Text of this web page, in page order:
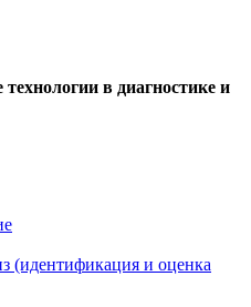
в диагностике и
(идентификация и оценка